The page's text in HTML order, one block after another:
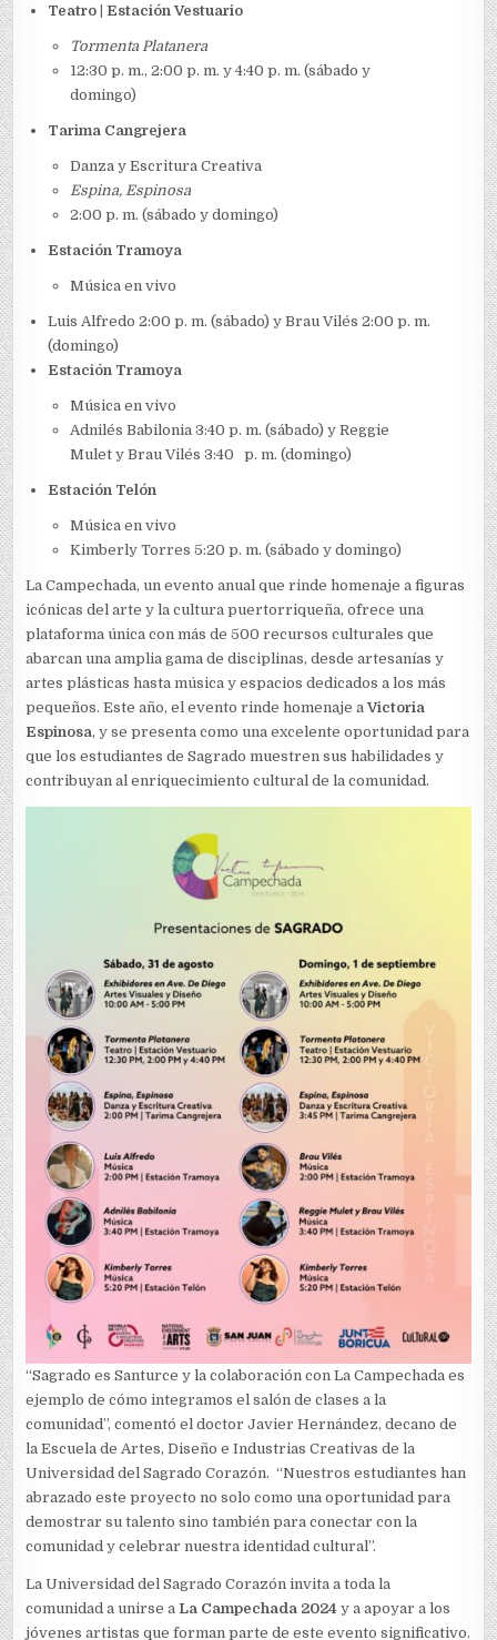
Teatro Estación Vestuario
Tormenta Platanera
12:30 p. m., 2:00 p. m. y 4:40 p. m. (sábado y
domingo)
Tarima Cangrejera
Danza y Escritura Creativa
Espina, Espinosa
2:00 p. m. (sábado y domingo)
Estación Tramoya
Música en vivo
Luis Alfredo 2:00 p. m. (sábado) y Brau Vilés 2:00 p. m.
(domingo)
Estación Tramoya
Música en vivo
Adnilés Babilonia 3:40 p. m. (sábado) y Reggie
Mulet y Brau Vilés 3:40 p. m. (domingo)
Estación Telón
Música en vivo
Kimberly Torres 5:20 p. m. (sábado y domingo)
La Campechada, un evento anual que rinde homenaje a figuras
icónicas del arte y la cultura puertorriqueña, ofrece una
plataforma única con más de 500 recursos culturales que
abarcan una amplia gama de disciplinas, desde artesanías y
artes plásticas hasta música y espacios dedicados a los más
pequeños. Este año, el evento rinde homenaje aVictoria
Espinosa, y se presenta como una excelente oportunidad para
que los estudiantes de Sagrado muestren sus habilidades y
contribuyan al enriquecimiento cultural de la comunidad.
“Sagrado es Santurce y la colaboración con La Campechada es
ejemplo de cómo integramos el salón de clases a la
comunidad”, comentó el doctor Javier Hernández, decano de
la Escuela de Artes, Diseño e Industrias Creativas de la
Universidad del Sagrado Corazón. “Nuestros estudiantes han
abrazado este proyecto no solo como una oportunidad para
demostrar su talento sino también para conectar con la
comunidad y celebrar nuestra identidad cultural”.
La Universidad del Sagrado Corazón invita a toda la
comunidad a unirse aLa Campechada 2024 y a apoyar a los
jóvenes artistas que forman parte de este evento significativo.